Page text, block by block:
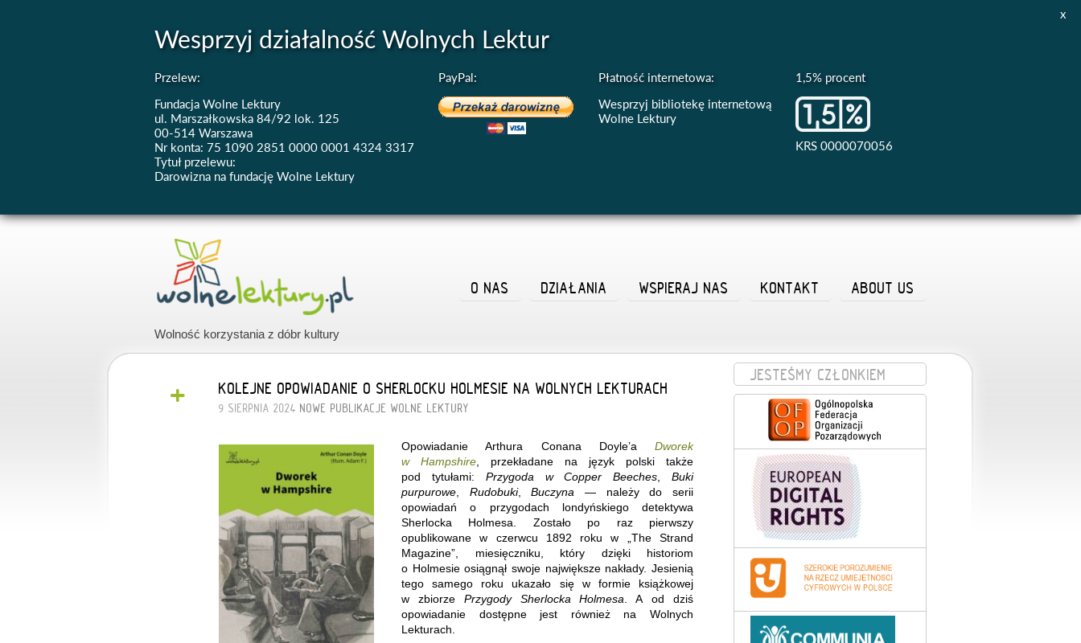
Wesprzyj działalność Wolnych Lektur
Przelew:
Fundacja Wolne Lektury
ul. Marszałkowska 84/92 lok. 125
00-514 Warszawa
Nr konta: 75 1090 2851 0000 0001 4324 3317
Tytuł przelewu:
Darowizna na fundację Wolne Lektury
PayPal:
Płatność internetowa:
Wesprzyj bibliotekę internetową
Wolne Lektury
1,5% procent
KRS 0000070056
x
Wolność korzystania z dóbr kultury
ABOUT US
KONTAKT
WSPIERAJ NAS
DZIAŁANIA
O NAS
+ KOLEJNE OPOWIADANIE O SHERLOCKU HOLMESIE NA WOLNYCH LEKTURACH
9 SIERPNIA 2024 NOWE PUBLIKACJE WOLNE LEKTURY
Opowiadanie Arthura Conana Doyle’a Dworek
w Hampshire , przekładane na język polski także
pod tytułami: Przygoda w Copper Beeches ,Buki
purpurowe
Rudobuki,Buczyna — należy do serii
opowiadań o przygodach londyńskiego detektywa
Sherlocka Holmesa. Zostało po raz pierwszy
opublikowane w czerwcu 1892 roku w „The Strand
Magazine”, miesięczniku, który dzięki historiom
o Holmesie osiągnął swoje największe nakłady. Jesienią
tego samego roku ukazało się w formie książkowej
w zbiorze Przygody Sherlocka Holmesa . A od dziś
opowiadanie dostępne jest również na Wolnych
Lekturach.
JESTEŚMY CZŁONKIEM